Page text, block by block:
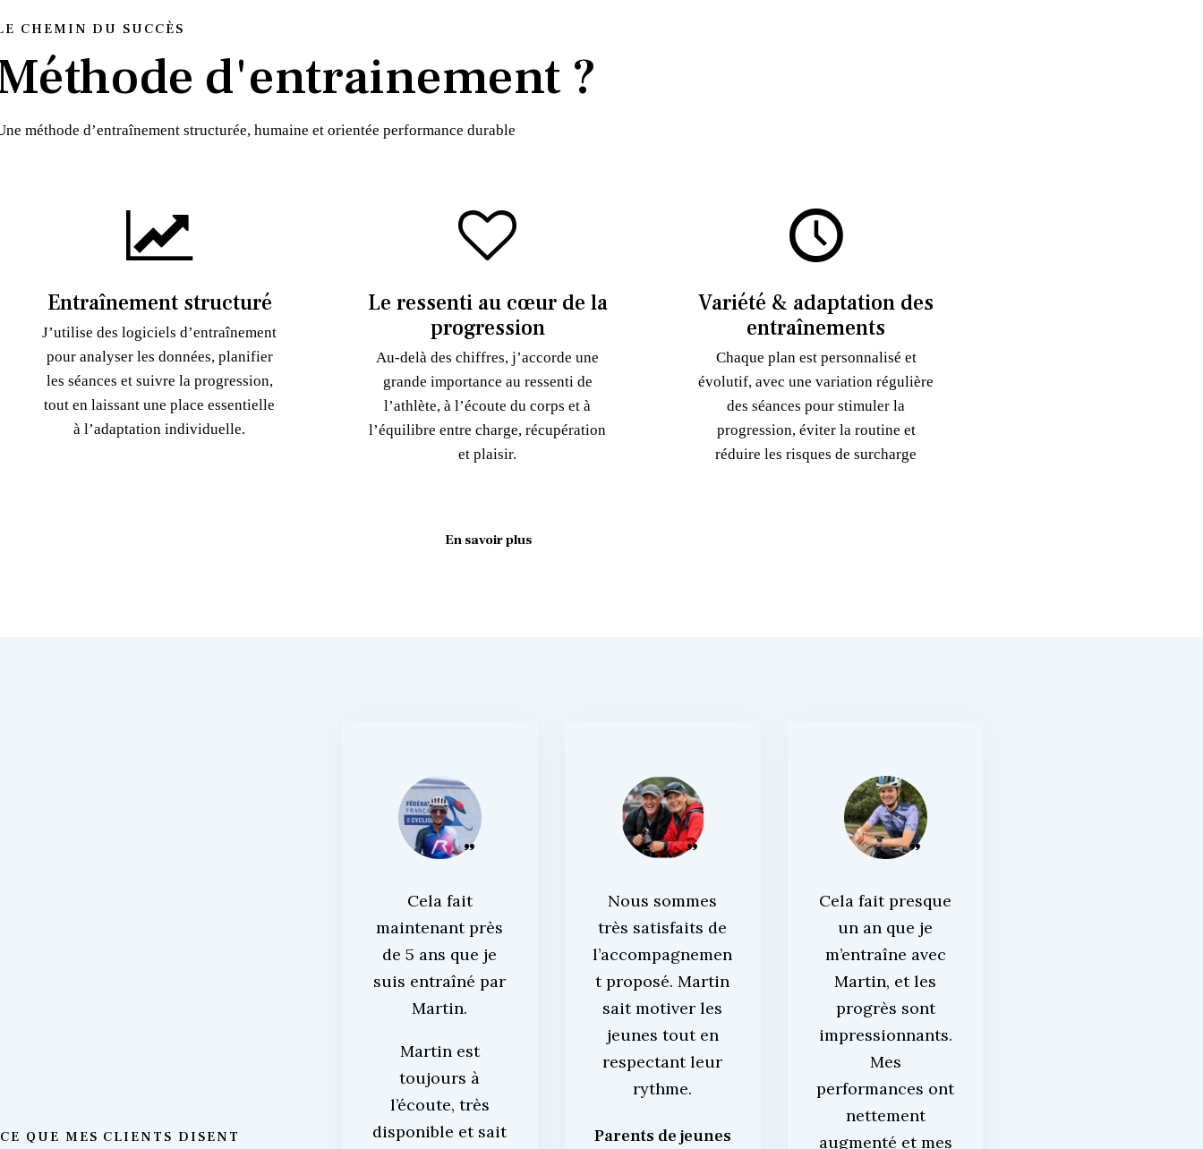
CHEMIN DU SUCCÈS
d'entrainement ?
méthode d’entraînement structurée, humaine et orientée performance durable
Entraînement structuré
J’utilise des logiciels d’entraînement
pour analyser les données, planifier
les séances et suivre la progression,
tout en laissant une place essentielle
à l’adaptation individuelle.
Le ressenti au cœur de la
progression
Au-delà des chiffres, j’accorde une
grande importance au ressenti de
l’athlète, à l’écoute du corps et à
l’équilibre entre charge, récupération
et plaisir.
Variété & adaptation des
entraînements
Chaque plan est personnalisé et
évolutif, avec une variation régulière
des séances pour stimuler la
progression, éviter la routine et
réduire les risques de surcharge
En savoir plus
CE QUE MES CLIENTS DISENT
Cela fait
maintenant près
de 5 ans que je
suis entraîné par
Martin.
Martin est
toujours à
l’écoute, très
disponible et sait
Nous sommes
très satisfaits de
l’accompagnemen
t proposé. Martin
sait motiver les
jeunes tout en
respectant leur
rythme.
Parents de jeunes
Cela fait presque
un an que je
m’entraîne avec
Martin, et les
progrès sont
impressionnants.
Mes
performances ont
nettement
augmenté et mes